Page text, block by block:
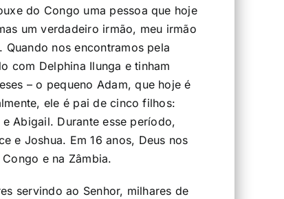
do Congo uma pessoa que hoje
um verdadeiro irmão, meu irmão
Quando nos encontramos pela
com Delphina Ilunga e tinham
– o pequeno Adam, que hoje é
ele é pai de cinco filhos:
Abigail. Durante esse período,
e Joshua. Em 16 anos, Deus nos
e na Zâmbia.
servindo ao Senhor, milhares de